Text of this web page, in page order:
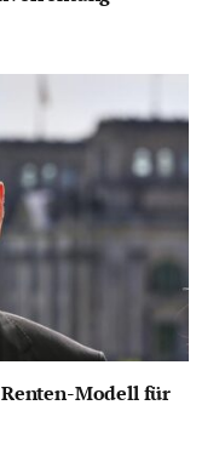
Modell für